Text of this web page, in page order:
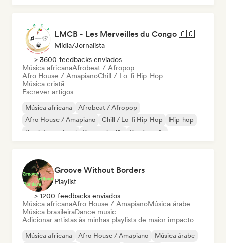
LMCB - Les Merveilles du Congo 🇨🇬
Mídia/Jornalista
> 3600 feedbacks enviados
Música africanaAfrobeat / Afropop
Afro House / AmapianoChill / Lo-fi Hip-Hop
Música cristã
Escrever artigos
Música africana
Afrobeat / Afropop
Afro House / Amapiano
Chill / Lo-fi Hip-Hop
Hip-hop
Rap internacional
Rap em inglês Rap francês
Groove Without Borders
Playlist
> 1200 feedbacks enviados
Música africanaAfro House / AmapianoMúsica árabe
Música brasileiraDance music
Adicionar artistas às minhas playlists de maior impacto
Música africana Afro House / Amapiano
Música árabe